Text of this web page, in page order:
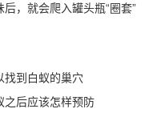
，就会爬入罐头瓶“圈套”
找到白蚁的巢穴
之后应该怎样预防